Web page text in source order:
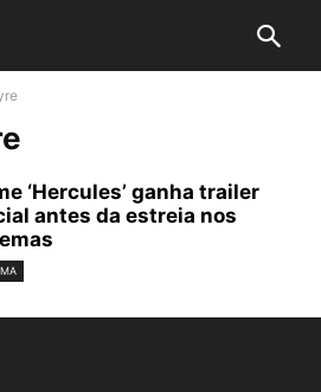
‘Hercules’ ganha trailer
antes da estreia nos